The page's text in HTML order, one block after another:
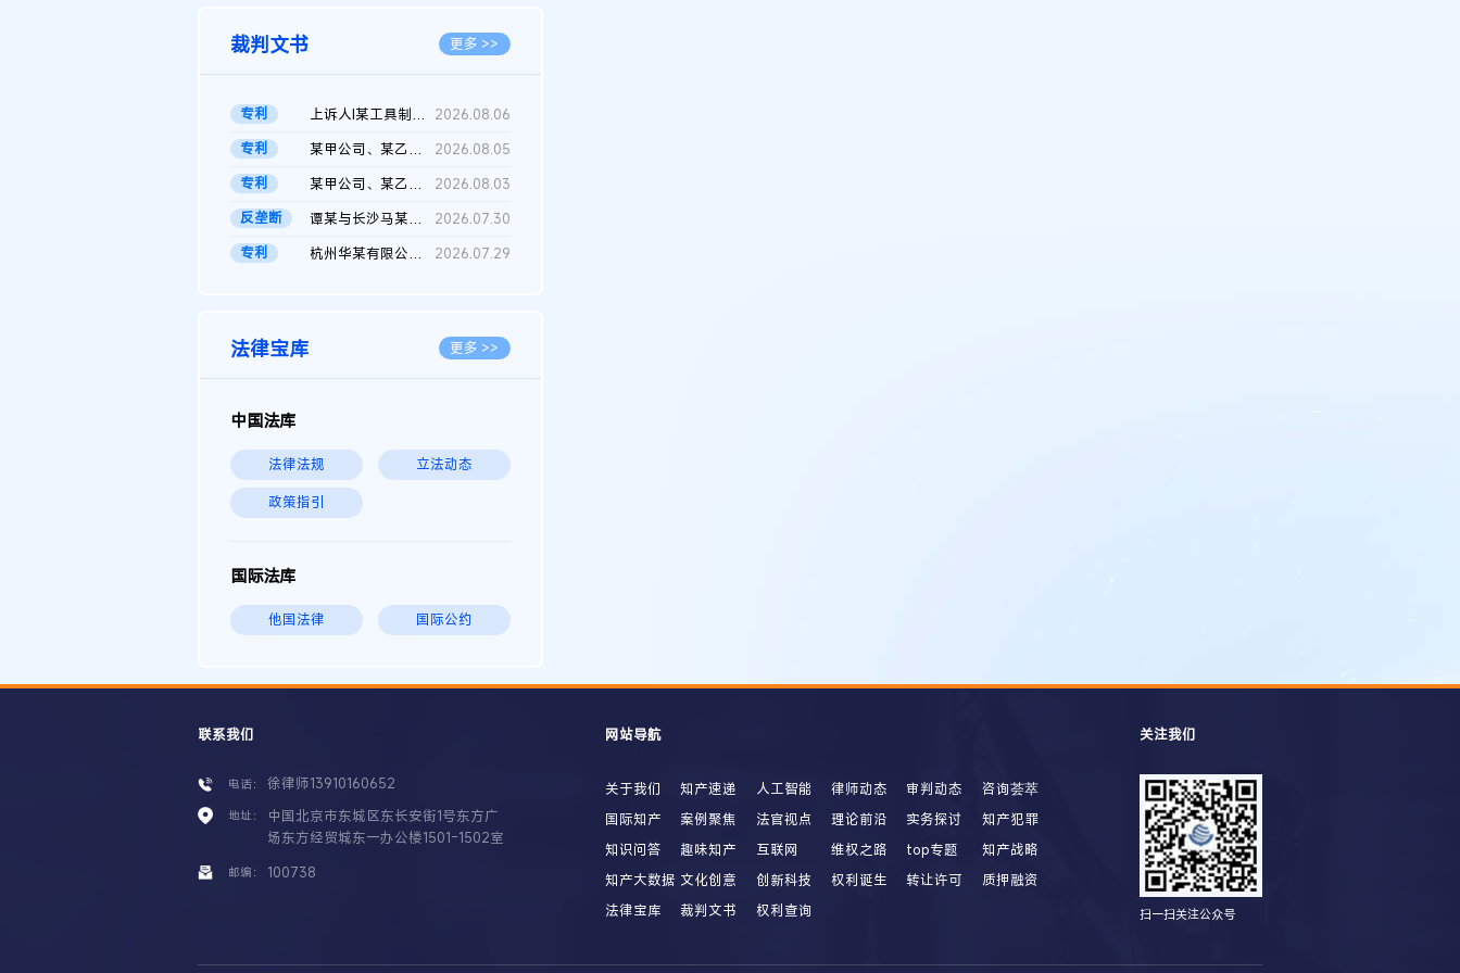
裁判文书 更多 >>
专利 上诉人I某工具制品有限公司与被上诉人程某及一审被告中华人民共和...
2026.08.06
专利
某甲公司、某乙公司、某丙公司申请诉前行为保全复议裁定书
2026.08.05
专利
某甲公司、某乙公司、官某与某丙公司专利申请权权属纠纷 二审判决...
2026.08.03
反垄断
谭某与长沙马某堆农产品股份有限公司滥用市场支配地位纠纷二审裁...
2026.07.30
专利
杭州华某有限公司与菲某有限公司侵害发明专利权纠纷 2026.07.29
法律宝库 更多 >>
中国法库
法律法规 立法动态
政策指引
国际法库
他国法律 国际公约
联系我们
电话： 徐律师13910160652
地址：
中国北京市东城区东长安街1号东方广
场东方经贸城东一办公楼1501-1502室
邮编： 100738
网站导航
关于我们 知产速递 人工智能 律师动态 审判动态
咨询荟萃
国际知产
案例聚焦 法官视点 理论前沿 实务探讨
知产犯罪
知识问答
趣味知产 互联网 维权之路 top专题
知产战略
知产大数据 文化创意 创新科技 权利诞生 转让许可
质押融资
法律宝库
裁判文书 权利查询
关注我们
扫一扫关注公众号